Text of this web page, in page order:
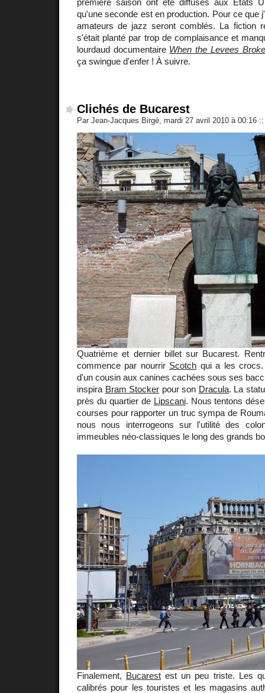
première saison ont été diffusés aux États
qu'une seconde est en production. Pour ce que
amateurs de jazz seront comblés. La fiction
s'était planté par trop de complaisance et
lourdaud documentaire When the Levees Broke
ça swingue d'enfer ! À suivre.
Clichés de Bucarest
Par Jean-Jacques Birgé, mardi 27 avril 2010 à 00:16 ::
Quatrième et dernier billet sur Bucarest.
commence par nourrir Scotch qui a les
d'un cousin aux canines cachées sous ses
inspira Bram Stocker pour son Dracula. La
près du quartier de Lipscani. Nous tentons
courses pour rapporter un truc sympa de
nous nous interrogeons sur l'utilité des
immeubles néo-classiques le long des grands
Finalement, Bucarest est un peu triste. Les
calibrés pour les touristes et les magasins